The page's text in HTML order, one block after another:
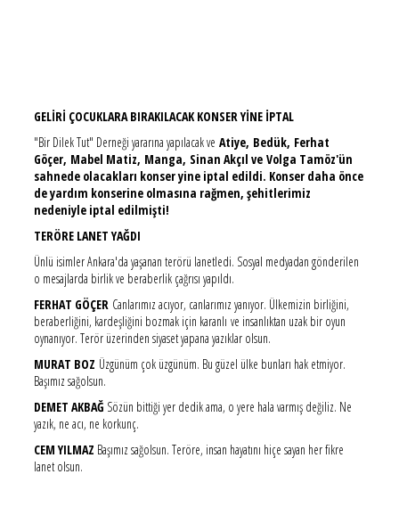
GELİRİ ÇOCUKLARA BIRAKILACAK KONSER YİNE İPTAL
"Bir Dilek Tut" Derneği yararına yapılacak ve Atiye, Bedük, Ferhat
Göçer, Mabel Matiz, Manga, Sinan Akçıl ve Volga Tamöz'ün
sahnede olacakları konser yine iptal edildi. Konser daha önce
de yardım konserine olmasına rağmen, şehitlerimiz
nedeniyle iptal edilmişti!
TERÖRE LANET YAĞDI
Ünlü isimler Ankara'da yaşanan terörü lanetledi. Sosyal medyadan gönderilen
o mesajlarda birlik ve beraberlik çağrısı yapıldı.
FERHAT GÖÇERCanlarımız acıyor, canlarımız yanıyor. Ülkemizin birliğini,
beraberliğini, kardeşliğini bozmak için karanlı ve insanlıktan uzak bir oyun
oynanıyor. Terör üzerinden siyaset yapana yazıklar olsun.
MURAT BOZ Üzgünüm çok üzgünüm. Bu güzel ülke bunları hak etmiyor.
Başımız sağolsun.
DEMET AKBAĞ Sözün bittiği yer dedik ama, o yere hala varmış değiliz. Ne
yazık, ne acı, ne korkunç.
CEM YILMAZ Başımız sağolsun. Teröre, insan hayatını hiçe sayan her fikre
lanet olsun.